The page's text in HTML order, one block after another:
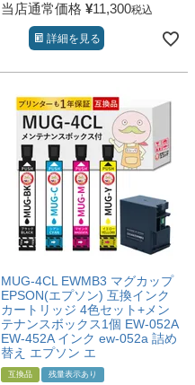
当店通常価格 ¥11,300税込
詳細を見る
MUG-4CL EWMB3 マグカップ
EPSON(エプソン) 互換インク
カートリッジ 4色セット+メン
テナンスボックス1個 EW-052A
EW-452A インク ew-052a 詰め
替え エプソン エ
互換品 残量表示あり